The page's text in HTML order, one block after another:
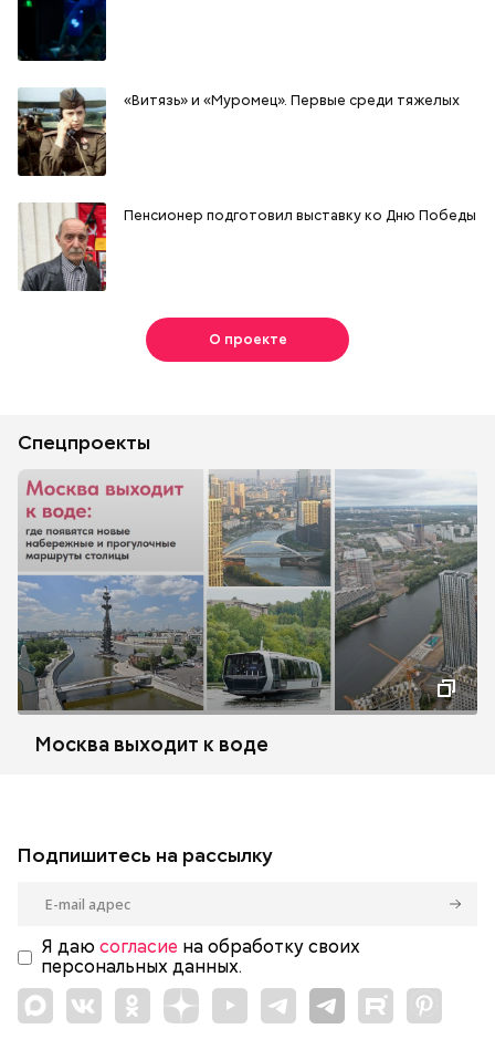
«Витязь» и «Муромец». Первые среди тяжелых
Пенсионер подготовил выставку ко Дню Победы
О проекте
Спецпроекты
Москва выходит к воде
Подпишитесь на рассылку
Я даю согласие на обработку своих
персональных данных.